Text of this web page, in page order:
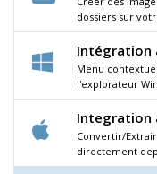
dossiers sur
Intégration
Menu
l'explorateur
Integration
Convertir/
directement